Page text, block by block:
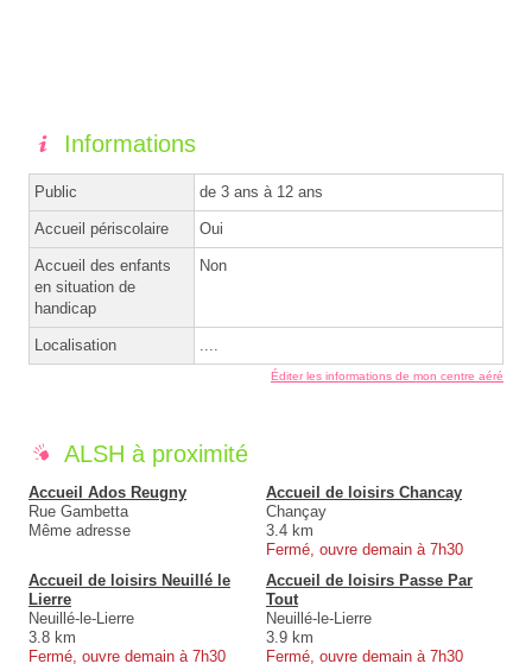
Informations
Public de 3 ans à 12 ans
Accueil périscolaire Oui
Accueil des enfants
en situation de
handicap
Non
Localisation
Éditer les informations de mon centre aéré
ALSH à proximité
Accueil Ados Reugny
Rue Gambetta
Même adresse
Accueil de loisirs Chancay
Chançay
3.4 km
Fermé, ouvre demain à 7h30
Accueil de loisirs Neuillé le
Lierre
Neuillé-le-Lierre
3.8 km
Fermé, ouvre demain à 7h30
Accueil de loisirs Passe Par
Tout
Neuillé-le-Lierre
3.9 km
Fermé, ouvre demain à 7h30